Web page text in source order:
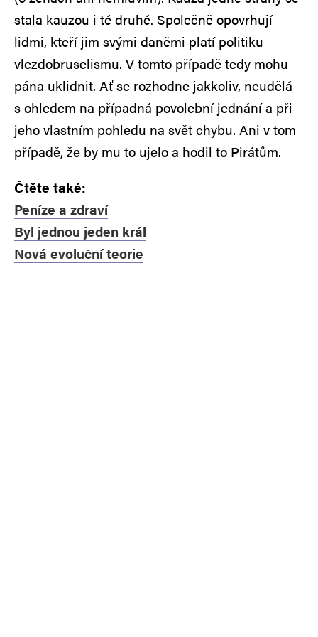
stala kauzou i té druhé. Společně opovrhují
lidmi, kteří jim svými daněmi platí politiku
vlezdobruselismu. V tomto případě tedy mohu
pána uklidnit. Ať se rozhodne jakkoliv, neudělá
s ohledem na případná povolební jednání a při
jeho vlastním pohledu na svět chybu. Ani v tom
případě, že by mu to ujelo a hodil to Pirátům.
Čtěte také:
Peníze a zdraví
Byl jednou jeden král
Nová evoluční teorie